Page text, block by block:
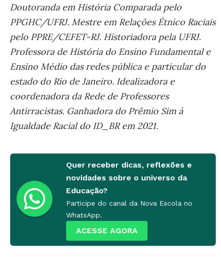
Doutoranda em História Comparada pelo
PPGHC/UFRJ. Mestre em Relações Étnico Raciais
pelo PPRE/CEFET-RJ. Historiadora pela UFRJ.
Professora de História do Ensino Fundamental e
Ensino Médio das redes pública e particular do
estado do Rio de Janeiro. Idealizadora e
coordenadora da Rede de Professores
Antirracistas. Ganhadora do Prêmio Sim à
Igualdade Racial do ID_BR em 2021.
Quer receber dicas, reflexões e
novidades sobre o universo da
Educação?
Participe do canal da Nova Escola no
WhatsApp.
ACESSE AGORA